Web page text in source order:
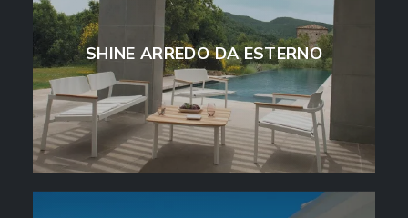
SHINE ARREDO DA ESTERNO